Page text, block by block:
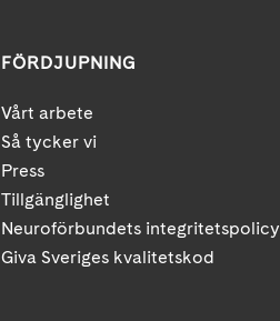
FÖRDJUPNING
Vårt arbete
Så tycker vi
Press
Tillgänglighet
Neuroförbundets integritetspolicy
Giva Sveriges kvalitetskod